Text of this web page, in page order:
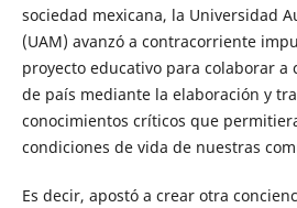
sociedad mexicana, la Universidad
(UAM) avanzó a contracorriente
proyecto educativo para colaborar
de país mediante la elaboración y
conocimientos críticos que
condiciones de vida de nuestras
Es decir, apostó a crear otra